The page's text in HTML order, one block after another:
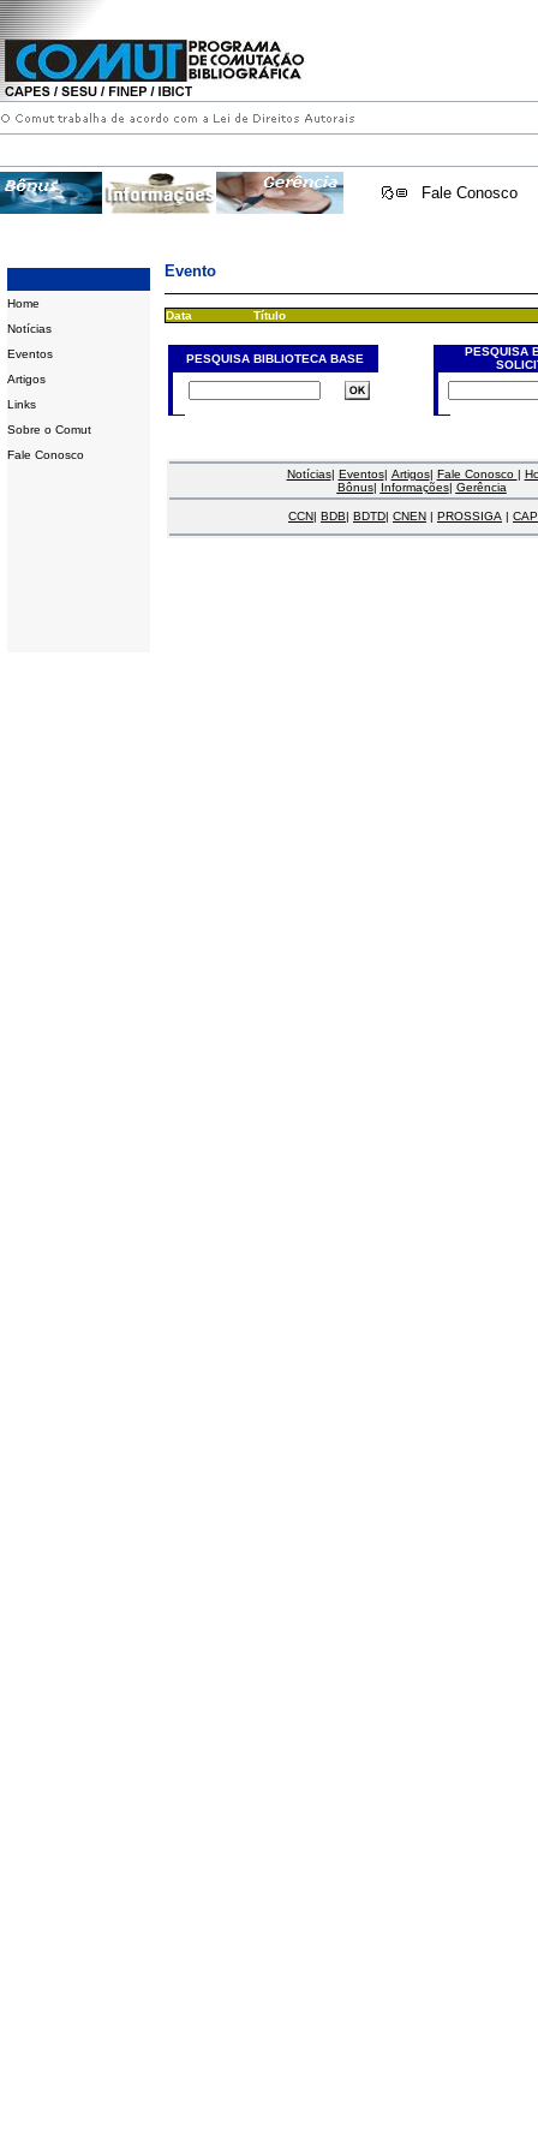
Fale Conosco
Home
Notícias
Eventos
Artigos
Links
Sobre o Comut
Fale Conosco
Evento
Data Título
PESQUISA BIBLIOTECA BASE
PESQUISA
Notícias| Eventos| Artigos| Fale Conosco |
Bônus| Informações| Gerência
CCN| BDB| BDTD| CNEN | PROSSIGA |